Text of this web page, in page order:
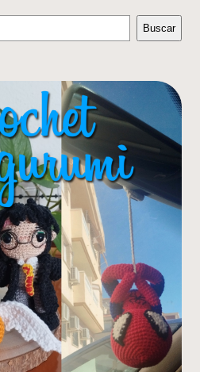
Buscar